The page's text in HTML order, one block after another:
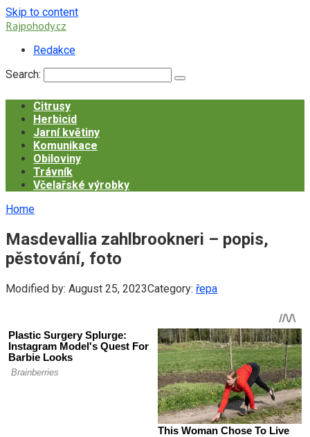
Skip to content
Rajpohody.cz
Redakce
Search:
Citrusy
Herbicid
Jarní květiny
Komunikace
Obiloviny
Trávník
Včelařské výrobky
Home
Masdevallia zahlbrookneri – popis,
pěstování, foto
Modified by: August 25, 2023Category: řepa